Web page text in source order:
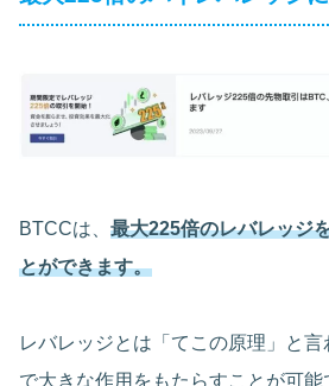
BTCCは、 最大225倍のレバレッジ
とができます。
レバレッジとは「てこの原理」と
で大きな作用をもたらすことが可能